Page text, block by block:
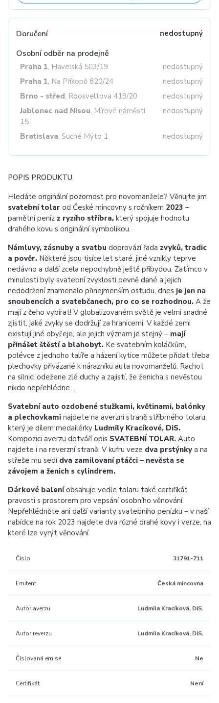
Doručení nedostupný
Osobní odběr na prodejně
Praha 1, Havelská 503/19
nedostupný
Praha 1, Na Příkopě 820/24
nedostupný
Brno - střed, Roosveltova 419/20
nedostupný
Jablonec nad Nisou, Mírové náměstí
15
nedostupný
Bratislava, Suché Mýto 1 nedostupný
POPIS PRODUKTU
Hledáte originální pozornost pro novomanžele? Věnujte jim
svatební tolar od České mincovny s ročníkem 2023 –
pamětní peníz z ryzího stříbra, který spojuje hodnotu
drahého kovu s originální symbolikou.
Námluvy, zásnuby a svatbu doprovází řada zvyků, tradic
a pověr. Některé jsou tisíce let staré, jiné vznikly teprve
nedávno a další zcela nepochybně ještě přibydou. Zatímco v
minulosti byly svatební zvyklosti pevně dané a jejich
nedodržení znamenalo přinejmenším ostudu, dnes je jen na
snoubencích a svatebčanech, pro co se rozhodnou. A že
mají z čeho vybírat! V globalizovaném světě je velmi snadné
zjistit, jaké zvyky se dodržují za hranicemi. V každé zemi
existují jiné obyčeje, ale jejich význam je stejný – mají
přinášet štěstí a blahobyt. Ke svatebním koláčkům,
polévce z jednoho talíře a házení kytice můžete přidat třeba
plechovky přivázané k nárazníku auta novomanželů. Rachot
na silnici odežene zlé duchy a zajistí, že ženicha s nevěstou
nikdo nepřehlédne…
Svatební auto ozdobené stužkami, květinami, balónky
a plechovkami najdete na averzní straně stříbrného tolaru,
který je dílem medailérky Ludmily Kracíkové, DiS.
Kompozici averzu dotváří opis SVATEBNÍ TOLAR. Auto
najdete i na reverzní straně. V kufru veze dva prstýnky a na
střeše mu sedí dva zamilovaní ptáčci – nevěsta se
závojem a ženich s cylindrem.
Dárkové baleníobsahuje vedle tolaru také certifikát
pravosti s prostorem pro vepsání osobního věnování.
Nepřehlédněte ani další varianty svatebního penízku – v naší
nabídce na rok 2023 najdete dva různé drahé kovy i verze, na
které lze vyrýt věnování.
Číslo 31791-711
Emitent Česká mincovna
Autor averzu Ludmila Kracíková, DiS.
Autor reverzu Ludmila Kracíková, DiS.
Číslovaná emise Ne
Certifikát Není